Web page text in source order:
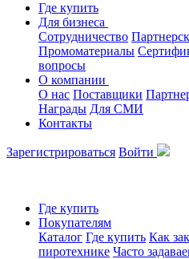
Где купить
Для бизнеса
Сотрудничество
Промоматериалы
вопросы
О компании
О нас Поставщики
Награды Для СМИ
Контакты
Зарегистрироваться Войти
Где купить
Покупателям
Каталог Где купить Как
пиротехнике Часто